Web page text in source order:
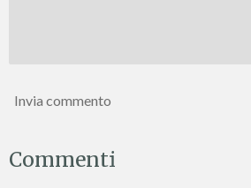
Invia commento
Commenti